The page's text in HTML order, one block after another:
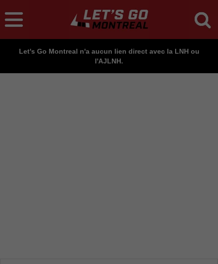
Let's Go Montreal n'a aucun lien direct avec la LNH ou
l'AJLNH.